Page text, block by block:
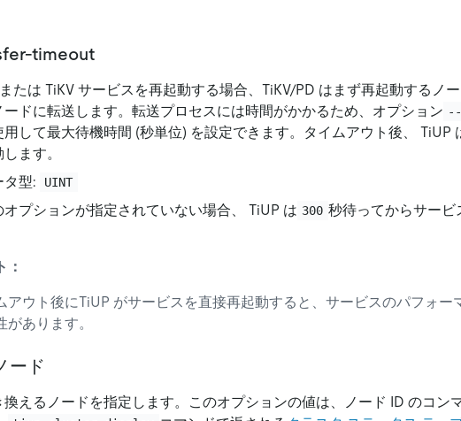
timeout
たは TiKV サービスを再起動する場合、TiKV/PD はまず再起動するノ
ードに転送します。転送プロセスには時間がかかるため、オプション
用して最大待機時間 (秒単位) を設定できます。タイムアウト後、 TiUP
ます。
タ型:
UINT
オプションが指定されていない場合、 TiUP は 300 秒待ってからサービ
：
アウト後にTiUP がサービスを直接再起動すると、サービスのパフォー
があります。
ード
換えるノードを指定します。このオプションの値は、ノード ID のコン